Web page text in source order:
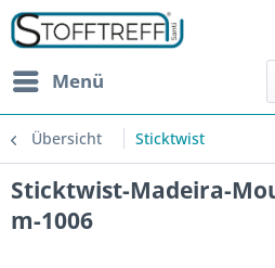
Menü
Übersicht Sticktwist
Sticktwist-Madeira-
m-1006